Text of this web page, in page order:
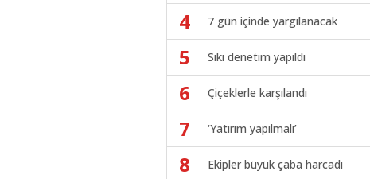
4 7 gün içinde yargılanacak
5 Sıkı denetim yapıldı
6 Çiçeklerle karşılandı
7 ‘Yatırım yapılmalı’
8 Ekipler büyük çaba harcadı